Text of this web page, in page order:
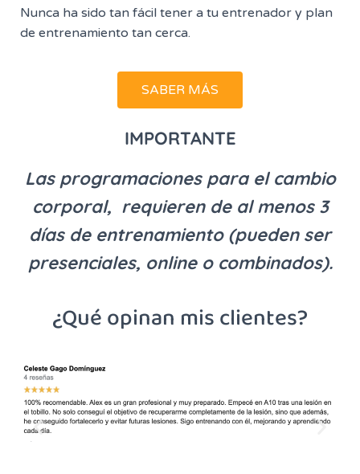
Nunca ha sido tan fácil tener a tu entrenador y plan
de entrenamiento tan cerca.
SABER MÁS
IMPORTANTE
Las programaciones para el cambio
corporal, requieren de al menos 3
días de entrenamiento (pueden ser
presenciales, online o combinados).
¿Qué opinan mis clientes?